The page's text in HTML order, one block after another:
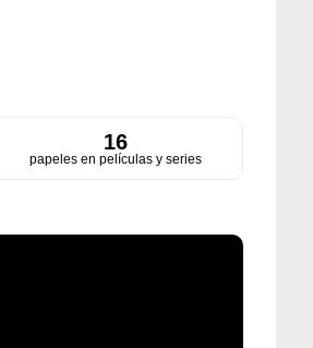
16
papeles en películas y series